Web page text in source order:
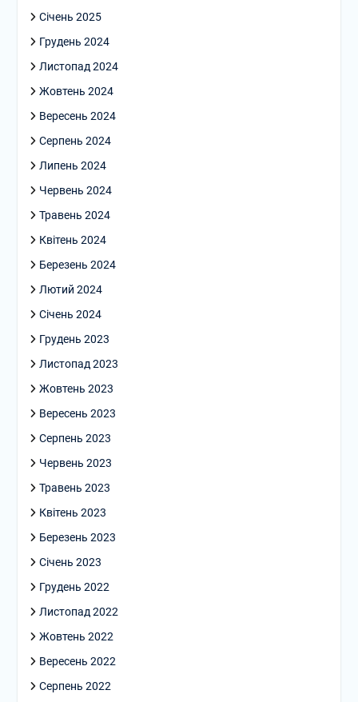
Січень 2025
Грудень 2024
Листопад 2024
Жовтень 2024
Вересень 2024
Серпень 2024
Липень 2024
Червень 2024
Травень 2024
Квітень 2024
Березень 2024
Лютий 2024
Січень 2024
Грудень 2023
Листопад 2023
Жовтень 2023
Вересень 2023
Серпень 2023
Червень 2023
Травень 2023
Квітень 2023
Березень 2023
Січень 2023
Грудень 2022
Листопад 2022
Жовтень 2022
Вересень 2022
Серпень 2022